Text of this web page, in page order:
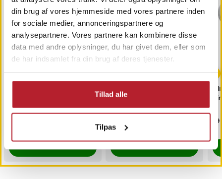
din brug af vores hjemmeside med vores partnere inden
for sociale medier, annonceringspartnere og
analysepartnere. Vores partnere kan kombinere disse
data med andre oplysninger, du har givet dem, eller som
de har indsamlet fra din brug af deres tjenester.
Tillad alle
Tilpas
Findes på lager, Leveres i løbet af 1-2 hverdage
Køb
Sovemaske med
Bluetooth-
hovedtelefoner
Findes på lager, Leveres i løbet af 1-2
Køb